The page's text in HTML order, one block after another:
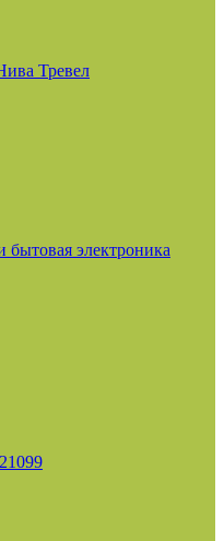
Тревел
электроника